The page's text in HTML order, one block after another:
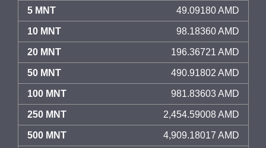
5 MNT 49.09180 AMD
10 MNT 98.18360 AMD
20 MNT 196.36721 AMD
50 MNT 490.91802 AMD
100 MNT 981.83603 AMD
250 MNT 2,454.59008 AMD
500 MNT 4,909.18017 AMD